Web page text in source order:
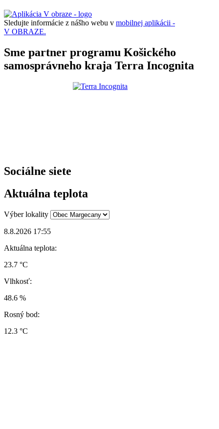
Sledujte informácie z nášho webu v mobilnej aplikácii -
V OBRAZE.
Sme partner programu Košického
samosprávneho kraja Terra Incognita
Sociálne siete
Aktuálna teplota
Výber lokality
8.8.2026 17:55
Aktuálna teplota:
23.7 °C
Vlhkosť:
48.6 %
Rosný bod:
12.3 °C